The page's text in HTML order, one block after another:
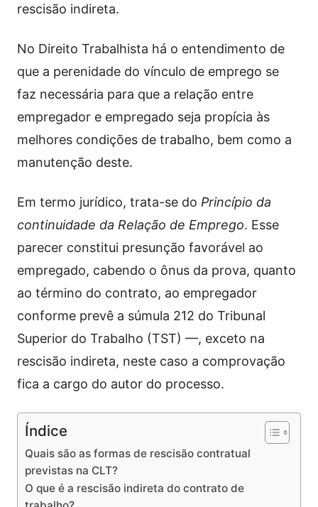
rescisão indireta.
No Direito Trabalhista há o entendimento de
que a perenidade do vínculo de emprego se
faz necessária para que a relação entre
empregador e empregado seja propícia às
melhores condições de trabalho, bem como a
manutenção deste.
Em termo jurídico, trata-se do Princípio da
continuidade da Relação de Emprego. Esse
parecer constitui presunção favorável ao
empregado, cabendo o ônus da prova, quanto
ao término do contrato, ao empregador
conforme prevê a súmula 212 do Tribunal
Superior do Trabalho (TST) —, exceto na
rescisão indireta, neste caso a comprovação
fica a cargo do autor do processo.
Índice
Quais são as formas de rescisão contratual
previstas na CLT?
O que é a rescisão indireta do contrato de